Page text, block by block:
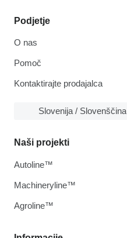
Podjetje
O nas
Pomoč
Kontaktirajte prodajalca
Slovenija / Slovenščina
Naši projekti
Autoline™
Machineryline™
Agroline™